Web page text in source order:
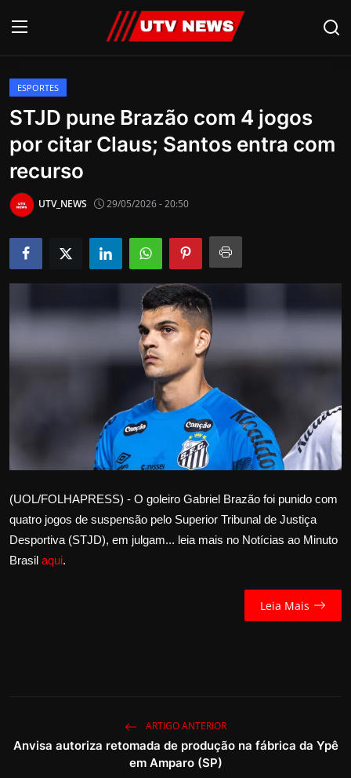
AO VIVO
PIRACICABA
CAMPINAS
LIMEIRA
ESPIRITO SANTO
Política
Saúde
ESPORTES
STJD pune Brazão com 4 jogos
por citar Claus; Santos entra com
recurso
UTV_NEWS 29/05/2026 - 20:50
(UOL/FOLHAPRESS) - O goleiro Gabriel Brazão foi punido com
quatro jogos de suspensão pelo Superior Tribunal de Justiça
Desportiva (STJD), em julgam... leia mais no Notícias ao Minuto
Brasil aqui.
Leia Mais
ARTIGO ANTERIOR
Anvisa autoriza retomada de produção na fábrica da Ypê
em Amparo (SP)